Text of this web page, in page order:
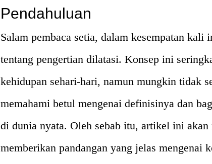
Pendahuluan
Salam pembaca setia, dalam kesempatan kali
tentang pengertian dilatasi. Konsep ini
kehidupan sehari-hari, namun mungkin tidak
memahami betul mengenai definisinya dan
di dunia nyata. Oleh sebab itu, artikel ini akan
memberikan pandangan yang jelas mengenai